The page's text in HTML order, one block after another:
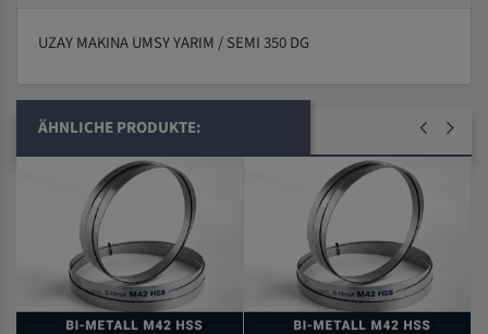
UZAY MAKINA UMSY YARIM / SEMI 350 DG
ÄHNLICHE PRODUKTE: